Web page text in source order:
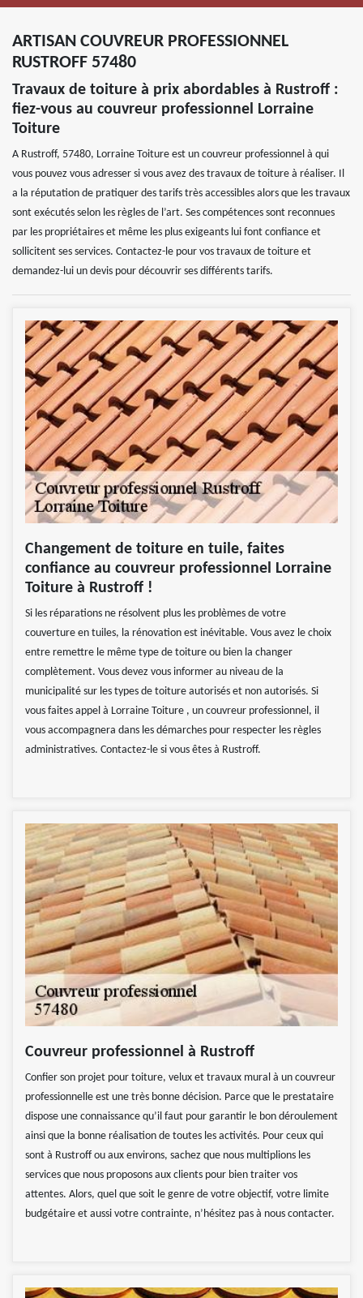
ARTISAN COUVREUR PROFESSIONNEL
RUSTROFF 57480
Travaux de toiture à prix abordables à Rustroff :
fiez-vous au couvreur professionnel Lorraine
Toiture
A Rustroff, 57480, Lorraine Toiture est un couvreur professionnel à qui
vous pouvez vous adresser si vous avez des travaux de toiture à réaliser. Il
a la réputation de pratiquer des tarifs très accessibles alors que les travaux
sont exécutés selon les règles de l’art. Ses compétences sont reconnues
par les propriétaires et même les plus exigeants lui font confiance et
sollicitent ses services. Contactez-le pour vos travaux de toiture et
demandez-lui un devis pour découvrir ses différents tarifs.
Changement de toiture en tuile, faites
confiance au couvreur professionnel Lorraine
Toiture à Rustroff !
Si les réparations ne résolvent plus les problèmes de votre
couverture en tuiles, la rénovation est inévitable. Vous avez le choix
entre remettre le même type de toiture ou bien la changer
complètement. Vous devez vous informer au niveau de la
municipalité sur les types de toiture autorisés et non autorisés. Si
vous faites appel à Lorraine Toiture , un couvreur professionnel, il
vous accompagnera dans les démarches pour respecter les règles
administratives. Contactez-le si vous êtes à Rustroff.
Couvreur professionnel à Rustroff
Confier son projet pour toiture, velux et travaux mural à un couvreur
professionnelle est une très bonne décision. Parce que le prestataire
dispose une connaissance qu’il faut pour garantir le bon déroulement
ainsi que la bonne réalisation de toutes les activités. Pour ceux qui
sont à Rustroff ou aux environs, sachez que nous multiplions les
services que nous proposons aux clients pour bien traiter vos
attentes. Alors, quel que soit le genre de votre objectif, votre limite
budgétaire et aussi votre contrainte, n’hésitez pas à nous contacter.